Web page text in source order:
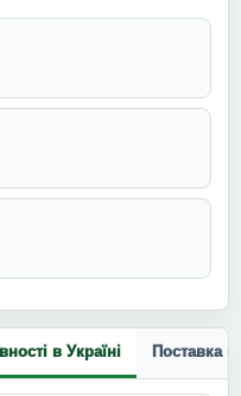
в Україні Поставка